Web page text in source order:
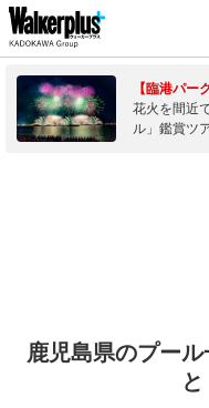
【臨港パー
花火を間近
ル」鑑賞ツ
鹿児島県のプー
と